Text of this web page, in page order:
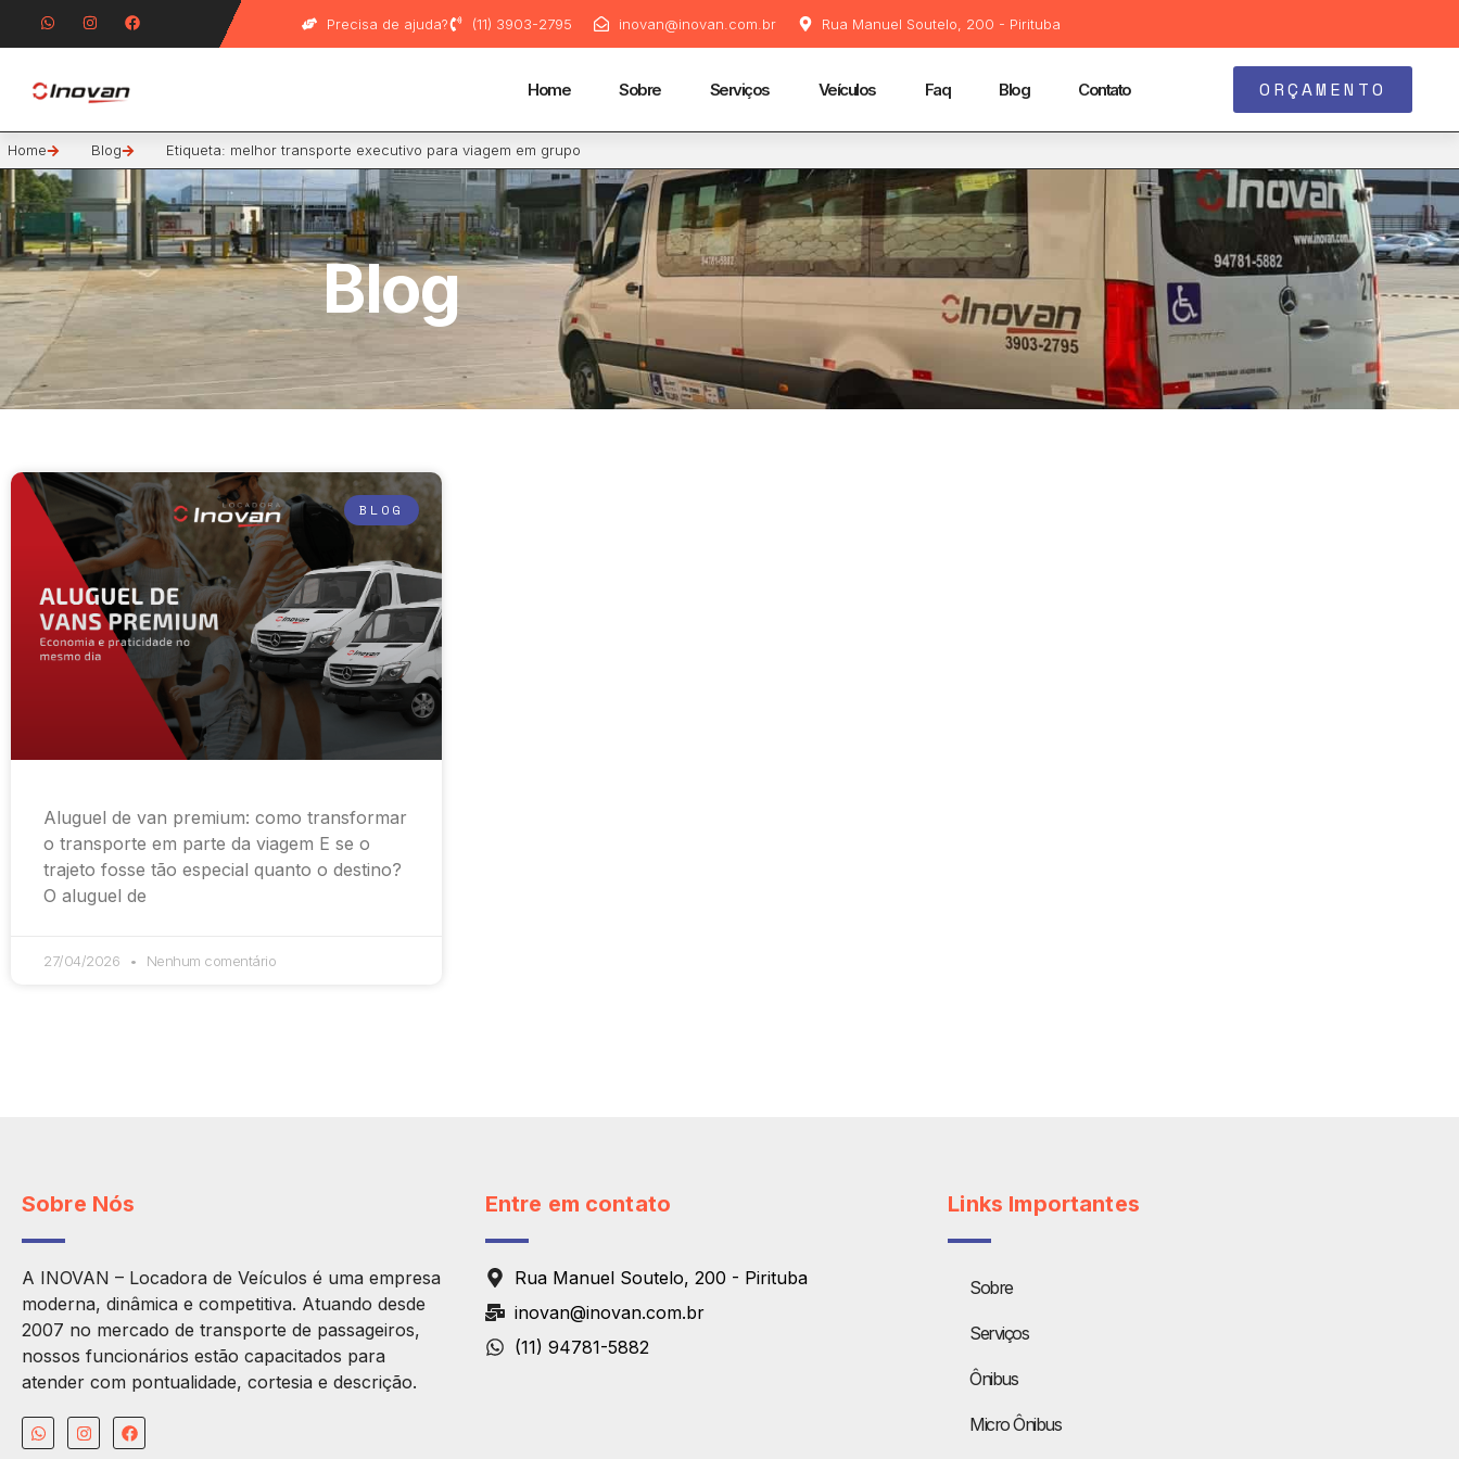
Precisa de ajuda? (11) 3903-2795 inovan@inovan.com.br Rua Manuel Soutelo, 200 - Pirituba
Home Sobre Serviços Veículos Faq Blog Contato ORÇAMENTO
Home Blog Etiqueta: melhor transporte executivo para viagem em grupo
Blog
BLOG
Aluguel de van premium: como transformar
o transporte em parte da viagem E se o
trajeto fosse tão especial quanto o destino?
O aluguel de
27/04/2026 Nenhum comentário
Sobre Nós
A INOVAN – Locadora de Veículos é uma empresa
moderna, dinâmica e competitiva. Atuando desde
2007 no mercado de transporte de passageiros,
nossos funcionários estão capacitados para
atender com pontualidade, cortesia e descrição.
Entre em contato
Rua Manuel Soutelo, 200 - Pirituba
inovan@inovan.com.br
(11) 94781-5882
Links Importantes
Sobre
Serviços
Ônibus
Micro Ônibus